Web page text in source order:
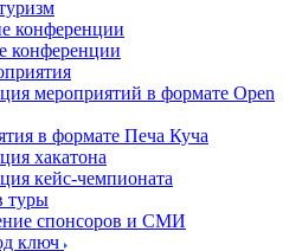
конференции
конференции
мероприятий в формате Open
в формате Печа Куча
хакатона
кейс-чемпионата
туры
спонсоров и СМИ
ключ